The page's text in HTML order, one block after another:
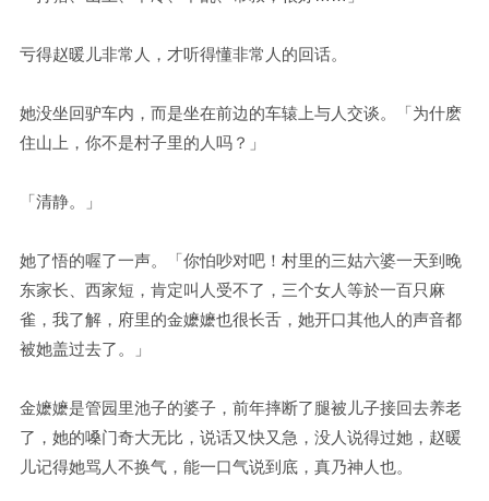
亏得赵暖儿非常人，才听得懂非常人的回话。
她没坐回驴车内，而是坐在前边的车辕上与人交谈。「为什麽
住山上，你不是村子里的人吗？」
「清静。」
她了悟的喔了一声。「你怕吵对吧！村里的三姑六婆一天到晚
东家长、西家短，肯定叫人受不了，三个女人等於一百只麻
雀，我了解，府里的金嬷嬷也很长舌，她开口其他人的声音都
被她盖过去了。」
金嬷嬷是管园里池子的婆子，前年摔断了腿被儿子接回去养老
了，她的嗓门奇大无比，说话又快又急，没人说得过她，赵暖
儿记得她骂人不换气，能一口气说到底，真乃神人也。